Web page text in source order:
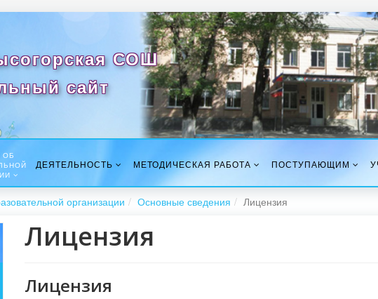
СОШ
сайт
ОБ
ДЕЯТЕЛЬНОСТЬ МЕТОДИЧЕСКАЯ РАБОТА ПОСТУПАЮЩИМ
организации Основные сведения Лицензия
Лицензия
Лицензия